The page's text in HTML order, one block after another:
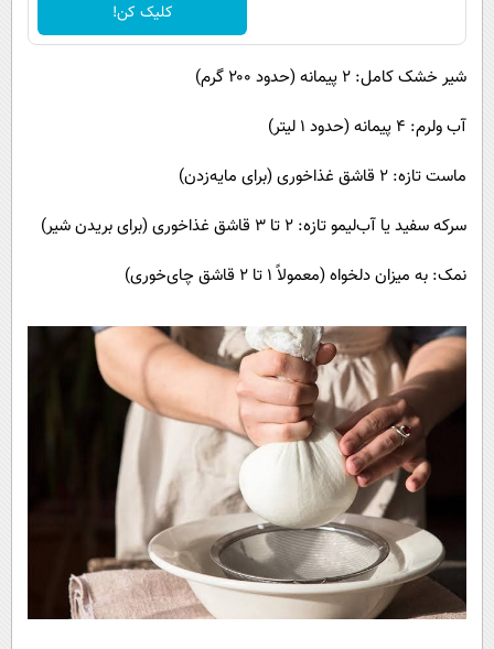
کلیک کن!
شیر خشک کامل: ۲ پیمانه (حدود ۲۰۰ گرم)
آب ولرم: ۴ پیمانه (حدود ۱ لیتر)
ماست تازه: ۲ قاشق غذاخوری (برای مایه‌زدن)
سرکه سفید یا آب‌لیمو تازه: ۲ تا ۳ قاشق غذاخوری (برای بریدن شیر)
نمک: به میزان دلخواه (معمولاً ۱ تا ۲ قاشق چای‌خوری)